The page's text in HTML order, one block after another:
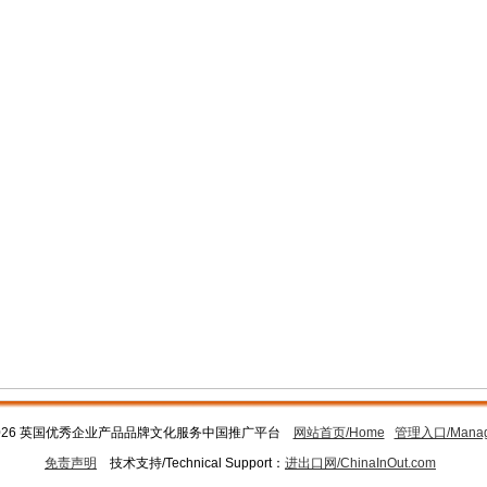
英国优秀企业产品品牌文化服务中国推广平台 网站首页/Home
管理入口/
免责声明
技术支持/Technical Support： 进出口网/ChinaInOut.com